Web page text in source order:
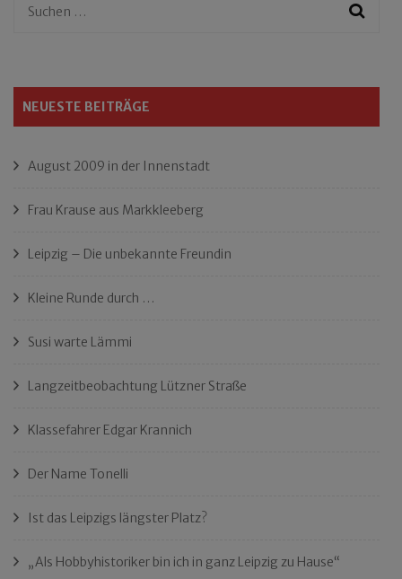
Suchen
NEUESTE BEITRÄGE
August 2009 in der Innenstadt
Frau Krause aus Markkleeberg
Leipzig – Die unbekannte Freundin
Kleine Runde durch …
Susi warte Lämmi
Langzeitbeobachtung Lützner Straße
Klassefahrer Edgar Krannich
Der Name Tonelli
Ist das Leipzigs längster Platz?
„Als Hobbyhistoriker bin ich in ganz Leipzig zu Hause“